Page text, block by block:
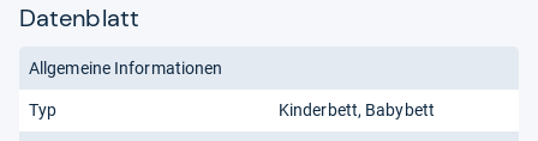
Datenblatt
Allgemeine Informationen
Typ Kinderbett Babybett